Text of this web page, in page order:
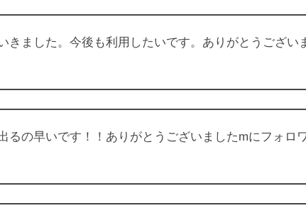
きました。今後も利用したいです。ありがとうござい
るの早いです！！ありがとうございましたmにフォ